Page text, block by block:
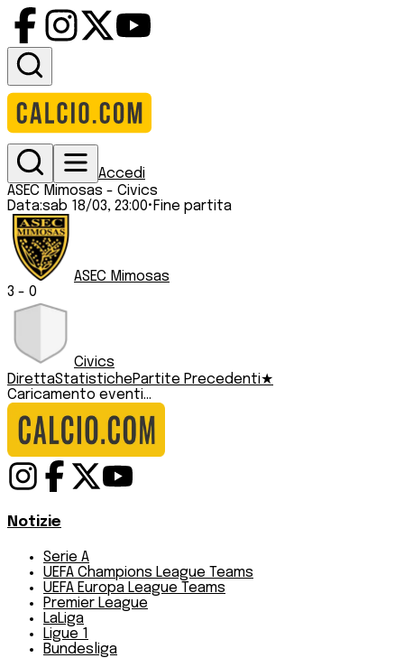
Accedi
ASEC Mimosas - Civics
Data:sab 18/03, 23:00• Fine partita
ASEC Mimosas
3 - 0
Civics
DirettaStatistichePartite Precedenti★
Caricamento eventi...
Notizie
Serie A
UEFA Champions League Teams
UEFA Europa League Teams
Premier League
LaLiga
Ligue 1
Bundesliga